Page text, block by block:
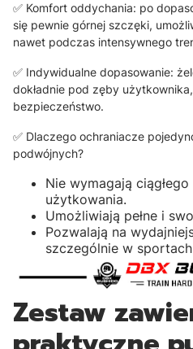
✅ Komfort oddychania: po
się pewnie górnej szczęki,
nawet podczas intensywnego
✅ Indywidualne dopasowanie:
dokładnie pod zęby
bezpieczeństwo.
✅ Dlaczego ochraniacze
podwójnych?
Nie wymagają
użytkowania.
Umożliwiają pełne i
Pozwalają na
szczególnie w
Zestaw